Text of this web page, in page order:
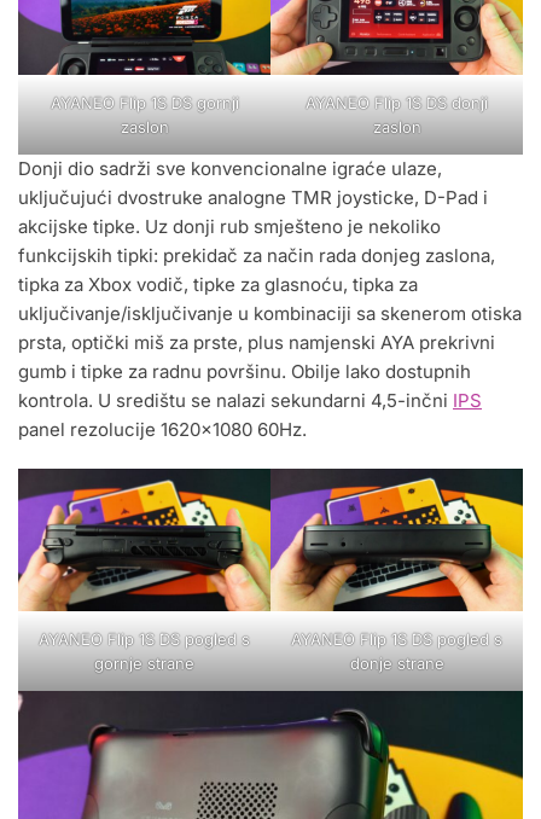
AYANEO Flip 1S DS gornji
zaslon
AYANEO Flip 1S DS donji
zaslon
Donji dio sadrži sve konvencionalne igraće ulaze,
uključujući dvostruke analogne TMR joysticke, D-Pad i
akcijske tipke. Uz donji rub smješteno je nekoliko
funkcijskih tipki: prekidač za način rada donjeg zaslona, ​​
tipka za Xbox vodič, tipke za glasnoću, tipka za
uključivanje/isključivanje u kombinaciji sa skenerom otiska
prsta, optički miš za prste, plus namjenski AYA prekrivni
gumb i tipke za radnu površinu. Obilje lako dostupnih
kontrola. U središtu se nalazi sekundarni 4,5-inčni IPS
panel rezolucije 1620×1080 60Hz.
AYANEO Flip 1S DS pogled s
gornje strane
AYANEO Flip 1S DS pogled s
donje strane